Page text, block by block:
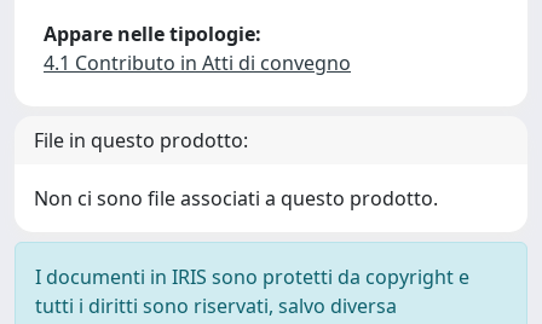
Appare nelle tipologie:
4.1 Contributo in Atti di convegno
File in questo prodotto:
Non ci sono file associati a questo prodotto.
I documenti in IRIS sono protetti da copyright e
tutti i diritti sono riservati, salvo diversa